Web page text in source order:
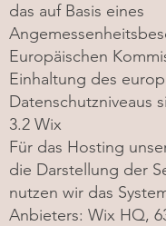
das auf Basis eines
Europäischen
Einhaltung des
Datenschutzniveaus
3.2 Wix
Für das Hosting
die Darstellung der
nutzen wir das
Anbieters: Wix HQ,